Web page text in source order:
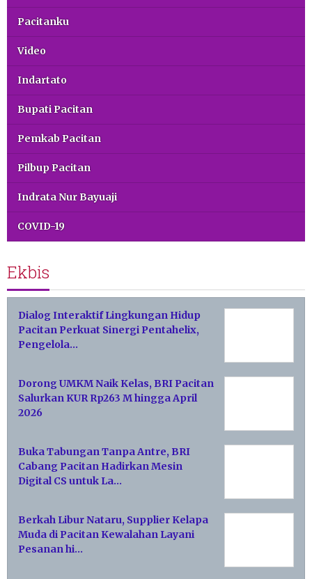
Pacitanku
Video
Indartato
Bupati Pacitan
Pemkab Pacitan
Pilbup Pacitan
Indrata Nur Bayuaji
COVID-19
Ekbis
Dialog Interaktif Lingkungan Hidup
Pacitan Perkuat Sinergi Pentahelix,
Pengelola…
Dorong UMKM Naik Kelas, BRI Pacitan
Salurkan KUR Rp263 M hingga April
2026
Buka Tabungan Tanpa Antre, BRI
Cabang Pacitan Hadirkan Mesin
Digital CS untuk La…
Berkah Libur Nataru, Supplier Kelapa
Muda di Pacitan Kewalahan Layani
Pesanan hi…